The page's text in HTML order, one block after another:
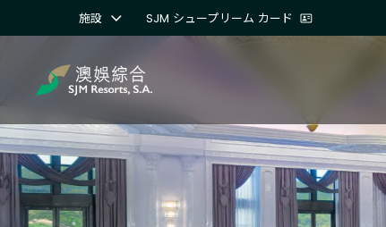
施設 SJM シュープリーム カード